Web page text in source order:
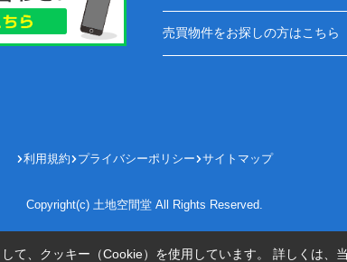
売買物件をお探しの方はこちら
利用規約 プライバシーポリシー サイトマップ
Copyright(c) 土地空間堂 All Rights Reserved.
て、クッキー（Cookie）を使用しています。 詳しくは、